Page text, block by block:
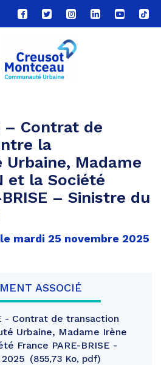
Lien
vers
compte
Facebook
Lien
vers
compte
Twitter
Lien
vers
le
compte
Lien
vers
Lien
vers
Lien
vers
– Contrat de
la
Madame
et la Société
– Sinistre du
mardi 25 novembre 2025
ASSOCIÉ
- Contrat de transaction
Urbaine, Madame Irène
France PARE-BRISE -
855,73 Ko, pdf